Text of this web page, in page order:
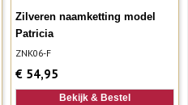
Zilveren naamketting model
Patricia
ZNK06-F
€ 54,95
Bekijk & Bestel